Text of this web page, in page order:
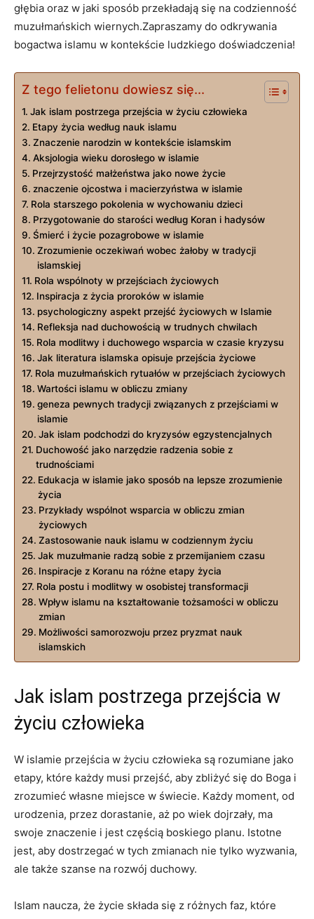
głębia oraz w jaki sposób przekładają się na codzienność
muzułmańskich wiernych.Zapraszamy do odkrywania
bogactwa islamu w kontekście ludzkiego doświadczenia!
Z tego felietonu dowiesz się...
Jak islam postrzega przejścia w życiu człowieka
Etapy życia według nauk islamu
Znaczenie narodzin w kontekście islamskim
Aksjologia wieku dorosłego w islamie
Przejrzystość małżeństwa jako nowe życie
znaczenie ojcostwa i macierzyństwa w islamie
Rola starszego pokolenia w wychowaniu dzieci
Przygotowanie do starości według Koran i hadysów
Śmierć i życie pozagrobowe w islamie
Zrozumienie oczekiwań wobec żałoby w tradycji
islamskiej
Rola wspólnoty w przejściach życiowych
Inspiracja z życia proroków w islamie
psychologiczny aspekt przejść życiowych w Islamie
Refleksja nad duchowością w trudnych chwilach
Rola modlitwy i duchowego wsparcia w czasie kryzysu
Jak literatura islamska opisuje przejścia życiowe
Rola muzułmańskich rytuałów w przejściach życiowych
Wartości islamu w obliczu zmiany
geneza pewnych tradycji związanych z przejściami w
islamie
Jak islam podchodzi do kryzysów egzystencjalnych
Duchowość jako narzędzie radzenia sobie z
trudnościami
Edukacja w islamie jako sposób na lepsze zrozumienie
życia
Przykłady wspólnot wsparcia w obliczu zmian
życiowych
Zastosowanie nauk islamu w codziennym życiu
Jak muzułmanie radzą sobie z przemijaniem czasu
Inspiracje z Koranu na różne etapy życia
Rola postu i modlitwy w osobistej transformacji
Wpływ islamu na kształtowanie tożsamości w obliczu
zmian
Możliwości samorozwoju przez pryzmat nauk
islamskich
Jak islam postrzega przejścia w
życiu człowieka
W islamie przejścia w życiu człowieka są rozumiane jako
etapy, które każdy musi przejść, aby zbliżyć się do Boga i
zrozumieć własne miejsce w świecie. Każdy moment, od
urodzenia, przez dorastanie, aż po wiek dojrzały, ma
swoje znaczenie i jest częścią boskiego planu. Istotne
jest, aby dostrzegać w tych zmianach nie tylko wyzwania,
ale także szanse na rozwój duchowy.
Islam naucza, że życie składa się z różnych faz, które